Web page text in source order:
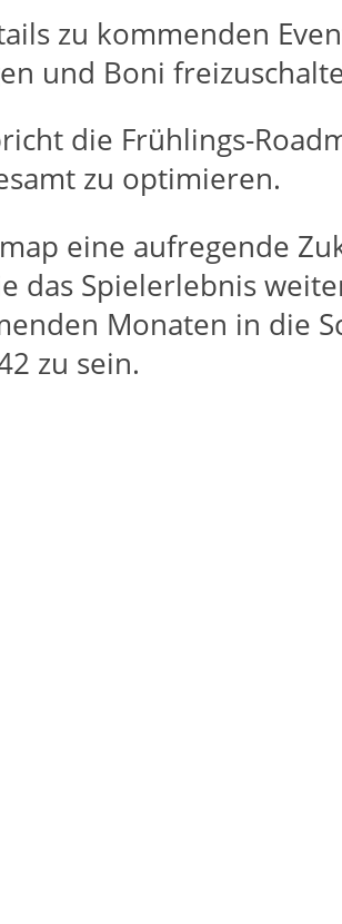
zu kommenden
und Boni
die Frühlings-
zu optimieren.
eine aufregende
das Spielerlebnis
Monaten in die
zu sein.